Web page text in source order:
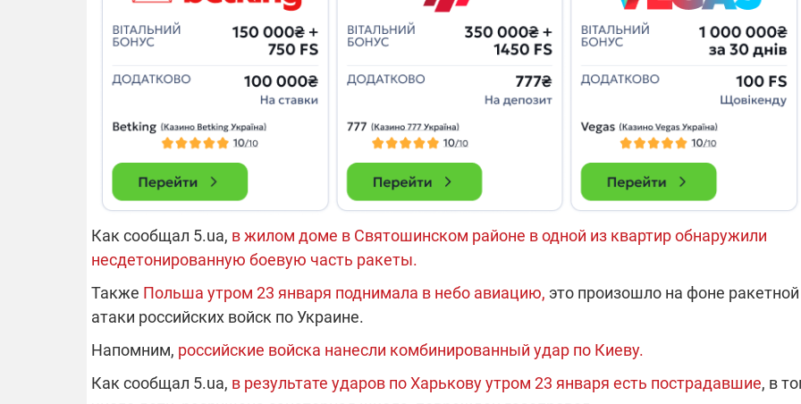
Как сообщал 5.ua, в жилом доме в Святошинском районе в одной из квартир обнаружили
несдетонированную боевую часть ракеты.
Также Польша утром 23 января поднимала в небо авиацию, это произошло на фоне ракетной
атаки российских войск по Украине.
Напомним, российские войска нанесли комбинированный удар по Киеву.
Как сообщал 5.ua, в результате ударов по Харькову утром 23 января есть пострадавшие, в